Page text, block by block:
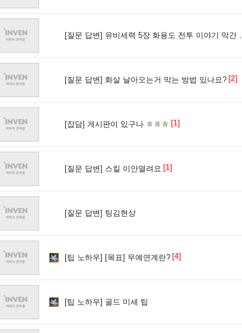
[질문 답변] 유비세력 5장 화용도 전투 이야기 막간 질문좀
[질문 답변] 화살 날아오는거 막는 방법 있나요? [2]
[잡담] 게시판이 있구나 ㅎㅎㅎ [1]
[질문 답변] 스킬 이안열려요 [1]
[질문 답변] 팅김현상
[팁 노하우] [목표] 무예연계란? [4]
[팁 노하우] 골드 미세 팁